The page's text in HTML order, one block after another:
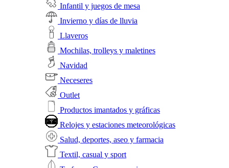
Infantil y juegos de mesa
Invierno y días de lluvia
Llaveros
Mochilas, trolleys y maletines
Navidad
Neceseres
Outlet
Productos imantados y gráficas
Relojes y estaciones meteorológicas
Salud, deportes, aseo y farmacia
Textil, casual y sport